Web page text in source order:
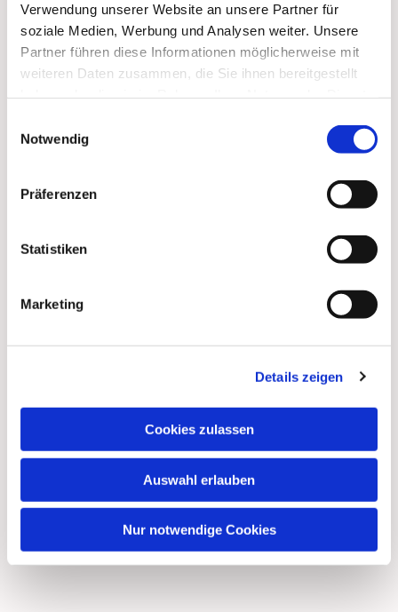
Verwendung unserer Website an unsere Partner für
soziale Medien, Werbung und Analysen weiter. Unsere
Partner führen diese Informationen möglicherweise mit
weiteren Daten zusammen, die Sie ihnen bereitgestellt
Notwendig
Präferenzen
Statistiken
Marketing
Details zeigen
Cookies zulassen
Auswahl erlauben
Nur notwendige Cookies
Dies könnte Sie auch